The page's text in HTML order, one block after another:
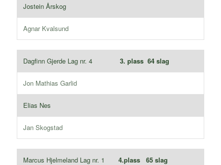
Jostein Årskog
Agnar Kvalsund
Dagfinn Gjerde Lag nr. 4 3. plass 64 slag
Jon Mathias Garlid
Elias Nes
Jan Skogstad
Marcus Hjelmeland Lag nr. 1 4.plass 65 slag